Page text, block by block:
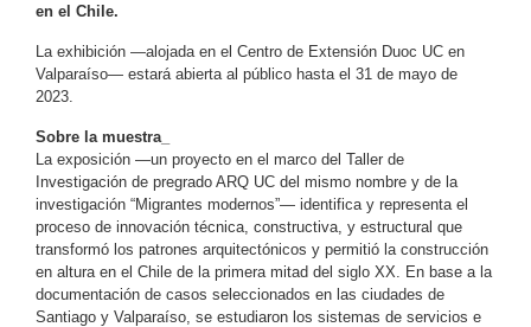
en el Chile.
La exhibición —alojada en el Centro de Extensión Duoc UC en
Valparaíso— estará abierta al público hasta el 31 de mayo de
2023.
Sobre la muestra_
La exposición —un proyecto en el marco del Taller de
Investigación de pregrado ARQ UC del mismo nombre y de la
investigación “Migrantes modernos”— identifica y representa el
proceso de innovación técnica, constructiva, y estructural que
transformó los patrones arquitectónicos y permitió la construcción
en altura en el Chile de la primera mitad del siglo XX. En base a la
documentación de casos seleccionados en las ciudades de
Santiago y Valparaíso, se estudiaron los sistemas de servicios e